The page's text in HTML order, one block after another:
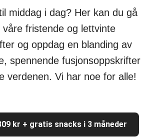
middag i dag? Her kan du gå
våre fristende og lettvinte
og oppdag en blanding av
spennende fusjonsoppskrifter
verdenen. Vi har noe for alle!
kr + gratis snacks i 3 måneder